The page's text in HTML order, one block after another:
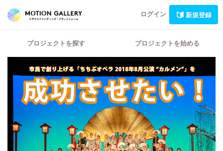
ログイン 新規登録
プロジェクトを探す プロジェクトを始める